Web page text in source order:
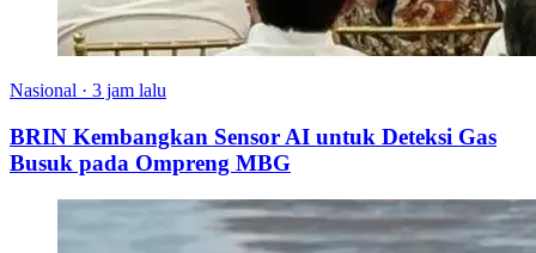
Nasional · 3 jam lalu
BRIN Kembangkan Sensor AI untuk Deteksi Gas
Busuk pada Ompreng MBG